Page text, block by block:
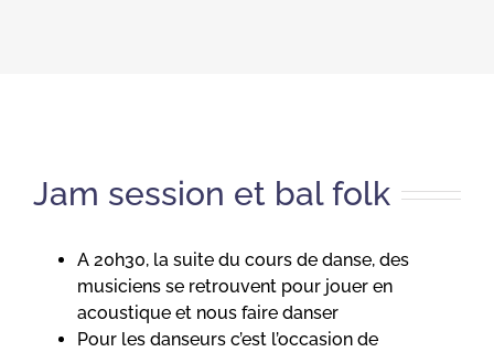
Jam session et bal folk
A 20h30, la suite du cours de danse, des
musiciens se retrouvent pour jouer en
acoustique et nous faire danser
Pour les danseurs c’est l’occasion de